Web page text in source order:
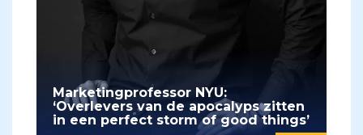
Marketingprofessor NYU:
‘Overlevers van de apocalyps zitten
in een perfect storm of good things’